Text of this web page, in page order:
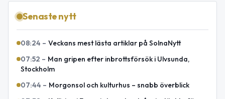
Senaste nytt
08:24 – Veckans mest lästa artiklar på SolnaNytt
07:52 – Man gripen efter inbrottsförsök i Ulvsunda,
Stockholm
07:44 – Morgonsol och kulturhus – snabb överblick